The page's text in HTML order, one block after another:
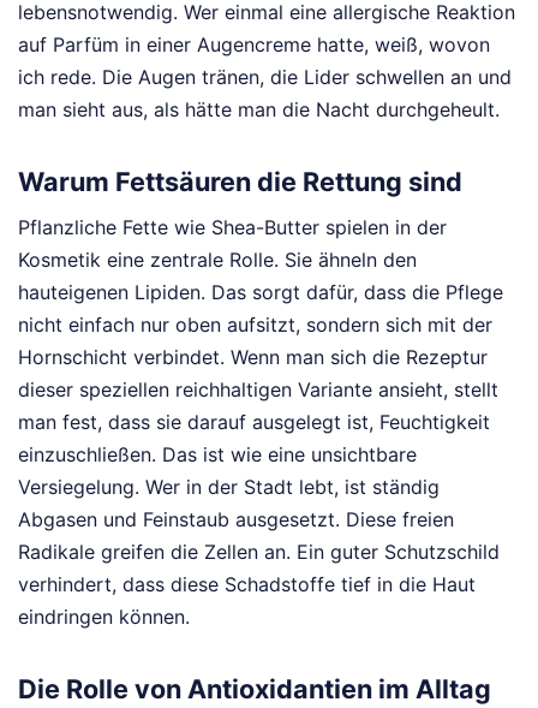
lebensnotwendig. Wer einmal eine allergische Reaktion
auf Parfüm in einer Augencreme hatte, weiß, wovon
ich rede. Die Augen tränen, die Lider schwellen an und
man sieht aus, als hätte man die Nacht durchgeheult.
Warum Fettsäuren die Rettung sind
Pflanzliche Fette wie Shea-Butter spielen in der
Kosmetik eine zentrale Rolle. Sie ähneln den
hauteigenen Lipiden. Das sorgt dafür, dass die Pflege
nicht einfach nur oben aufsitzt, sondern sich mit der
Hornschicht verbindet. Wenn man sich die Rezeptur
dieser speziellen reichhaltigen Variante ansieht, stellt
man fest, dass sie darauf ausgelegt ist, Feuchtigkeit
einzuschließen. Das ist wie eine unsichtbare
Versiegelung. Wer in der Stadt lebt, ist ständig
Abgasen und Feinstaub ausgesetzt. Diese freien
Radikale greifen die Zellen an. Ein guter Schutzschild
verhindert, dass diese Schadstoffe tief in die Haut
eindringen können.
Die Rolle von Antioxidantien im Alltag